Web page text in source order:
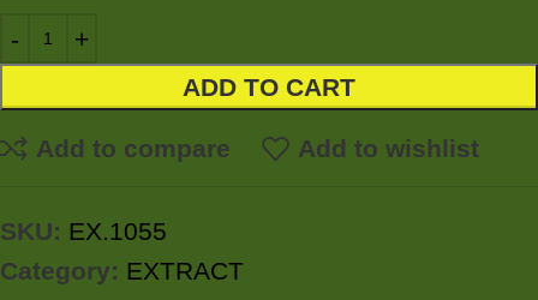
ADD TO CART
Add to compare Add to wishlist
SKU: EX.1055
Category: EXTRACT